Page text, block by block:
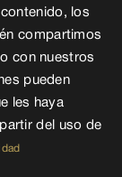
los
compartimos
con nuestros
pueden
les haya
del uso de